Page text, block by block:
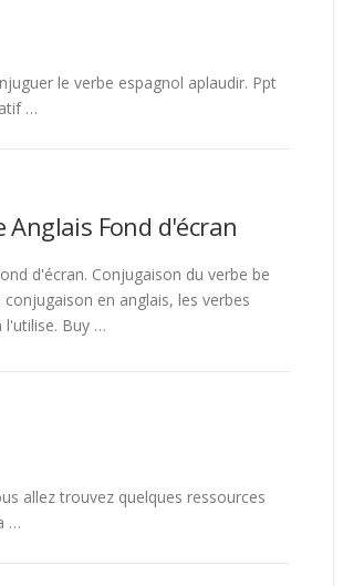
le verbe espagnol aplaudir. Ppt
…
Anglais Fond d'écran
d'écran. Conjugaison du verbe be
en anglais, les verbes
l'utilise. Buy …
allez trouvez quelques ressources
…